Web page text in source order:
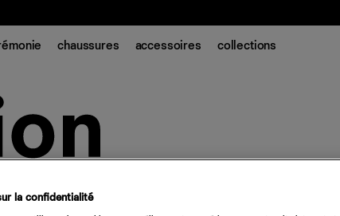
chaussures accessoires collections
la confidentialité